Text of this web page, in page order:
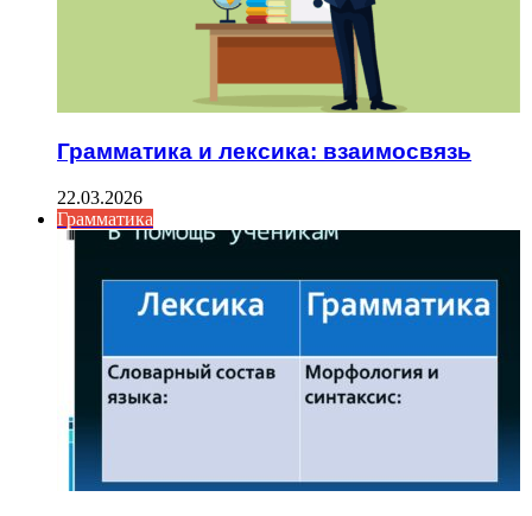
Грамматика и лексика: взаимосвязь
22.03.2026
Грамматика